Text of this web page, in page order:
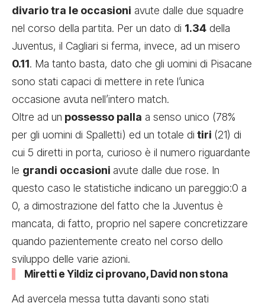
divario tra le occasioni avute dalle due squadre
nel corso della partita. Per un dato di 1.34 della
Juventus, il Cagliari si ferma, invece, ad un misero
0.11. Ma tanto basta, dato che gli uomini di Pisacane
sono stati capaci di mettere in rete l’unica
occasione avuta nell’intero match.
Oltre ad un possesso palla a senso unico (78%
per gli uomini di Spalletti) ed un totale di tiri (21) di
cui 5 diretti in porta, curioso è il numero riguardante
le grandi occasioni avute dalle due rose. In
questo caso le statistiche indicano un pareggio:0 a
0, a dimostrazione del fatto che la Juventus è
mancata, di fatto, proprio nel sapere concretizzare
quando pazientemente creato nel corso dello
sviluppo delle varie azioni.
Miretti e Yildiz ci provano, David non stona
Ad avercela messa tutta davanti sono stati